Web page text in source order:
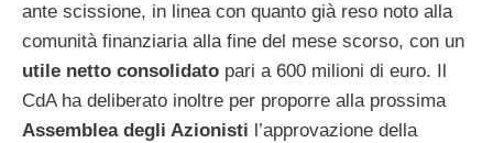
ante scissione, in linea con quanto già reso noto alla
comunità finanziaria alla fine del mese scorso, con un
utile netto consolidato pari a 600 milioni di euro. Il
CdA ha deliberato inoltre per proporre alla prossima
Assemblea degli Azionisti l’approvazione della